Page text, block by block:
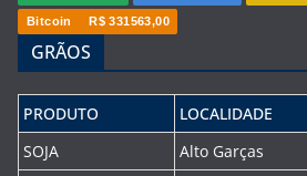
Bitcoin R$ 331563,00
GRÃOS
PRODUTO LOCALIDADE
SOJA
Alto Garças